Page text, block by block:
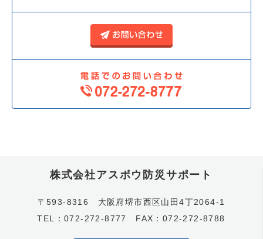
株式会社アスボウ防災サポート
〒593-8316 大阪府堺市西区山田4丁2064-1
TEL：072-272-8777 FAX：072-272-8788